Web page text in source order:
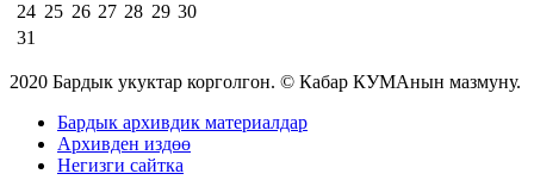
24 25 26 27 28 29 30
31
2020 Бардык укуктар корголгон. © Кабар КУМАнын мазмуну.
Бардык архивдик материалдар
Архивден издөө
Негизги сайтка